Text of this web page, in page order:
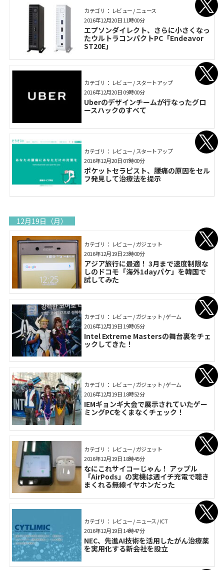
カテゴリ： レビュー / ニュース
エプソンダイレクト、さらに小さくなっ
たウルトラコンパクトPC「Endeavor
ST20E」
2016年12月20日 11時00分
カテゴリ： レビュー / スタートアップ
Uberのデザインチームが行なったグロ
ースハックのすべて
2016年12月20日 09時00分
カテゴリ： レビュー / スタートアップ
ポケットセラピスト、腰痛の原因をセル
フ発見して治療法を提示
2016年12月20日 07時00分
12月19日（月）
カテゴリ： レビュー / ガジェット
アジア旅行に最適！ 3月まで速度制限な
しのドコモ「海外1dayパケ」を韓国で
試してみた
2016年12月19日 23時00分
カテゴリ： レビュー / ガジェット / ゲーム
Intel Extreme Mastersの舞台裏をチェ
ックしてきた！
2016年12月19日 19時05分
カテゴリ： レビュー / ガジェット / ゲーム
IEMギョンギ大会で展示されていたゲー
ミングPCをくまなくチェック！
2016年12月19日 18時52分
カテゴリ： レビュー / ガジェット
なにこれサイコーじゃん！ アップル
「AirPods」の実機は週イチ充電で聴き
まくれる無線イヤホンだった
2016年12月19日 18時45分
カテゴリ： レビュー / ニュース / ICT
NEC、先進AI技術を活用したがん治療薬
を実用化する新会社を設立
2016年12月19日 14時47分